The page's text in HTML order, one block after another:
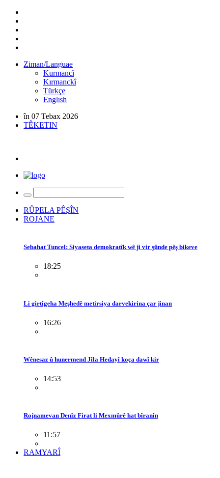
Ziman/Languae
Kurmancî
Kırmanckî
Türkçe
Englısh
în 07 Tebax 2026
TÊKETIN
RÛPELA PÊŞÎN
ROJANE
Sebahat Tuncel: Siyaseta demokratîk wê ji vir şûnde pêş bikeve
18:25
Li girtîgeha Meşhedê metirsiya darvekirina çar jinan
16:26
Wênesaz û hunermend Jîla Hedayî koça dawî kir
14:53
Rojnamevan Denîz Firat li Mexmûrê hat bîranîn
11:57
RAMYARÎ